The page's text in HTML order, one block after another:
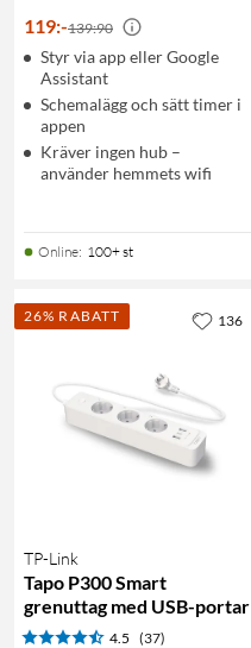
119:-139:90
Styr via app eller Google
Assistant
Schemalägg och sätt timer i
appen
Kräver ingen hub –
använder hemmets wifi
Online: 100+ st
26% RABATT
TP-Link
Tapo P300 Smart
grenuttag med USB-portar
4.5 (37)
136